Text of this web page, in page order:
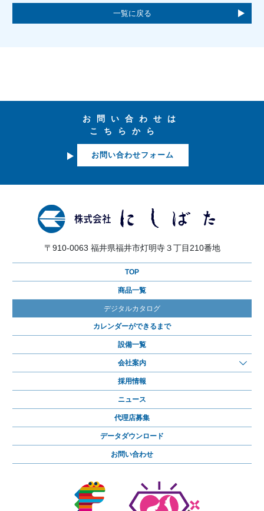
一覧に戻る
お問い合わせは
こちらから
お問い合わせフォーム
〒910-0063 福井県福井市灯明寺３丁目210番地
TOP
商品一覧
デジタルカタログ
カレンダーができるまで
設備一覧
会社案内
採用情報
ニュース
代理店募集
データダウンロード
お問い合わせ